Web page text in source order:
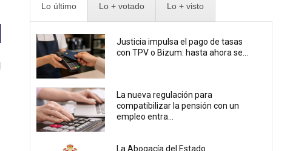
Lo último Lo + votado Lo + visto
Justicia impulsa el pago de tasas
con TPV o Bizum: hasta ahora se...
La nueva regulación para
compatibilizar la pensión con un
empleo entra...
La Abogacía del Estado